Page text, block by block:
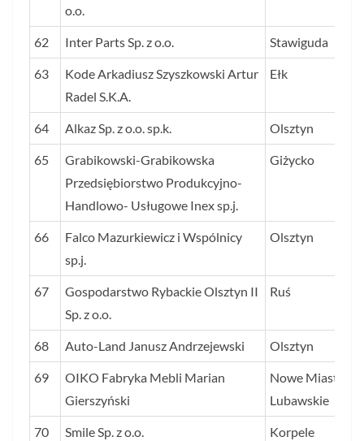
o.o.
62 Inter Parts Sp. z o.o. Stawiguda
63
Kode Arkadiusz Szyszkowski Artur
Radel S.K.A.
Ełk
64 Alkaz Sp. z o.o. sp.k. Olsztyn
65
Grabikowski-Grabikowska
Przedsiębiorstwo Produkcyjno-
Handlowo- Usługowe Inex sp.j.
Giżycko
66
Falco Mazurkiewicz i Wspólnicy
sp.j.
Olsztyn
67
Gospodarstwo Rybackie Olsztyn II
Sp. z o.o.
Ruś
68 Auto-Land Janusz Andrzejewski Olsztyn
69
OIKO Fabryka Mebli Marian
Gierszyński
Nowe Miasto
Lubawskie
70 Smile Sp. z o.o. Korpele